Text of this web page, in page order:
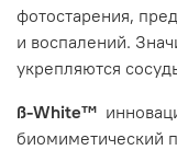
фотостарения,
и воспалений.
укрепляются
ß-White™
биомиметический